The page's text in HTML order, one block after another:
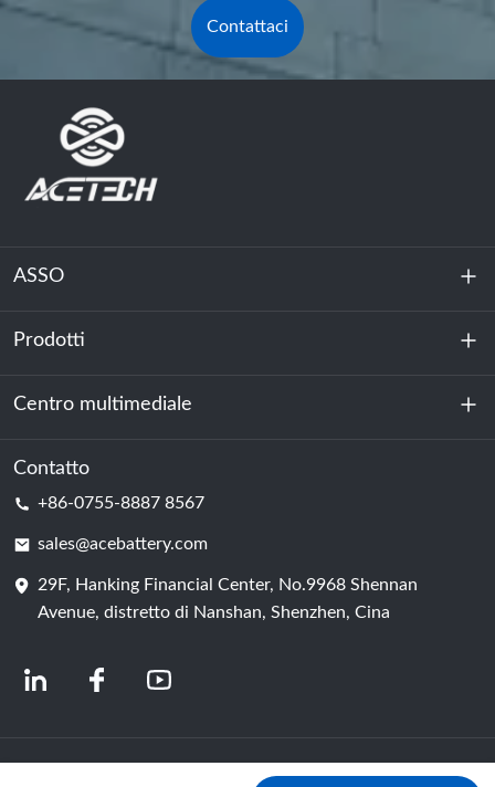
Contattaci
ASSO
Chi siamo
Sostenibilità
Prodotti
Accumulo di energia
Centro dati e sala server
Cella della batteria
Centro multimediale
Notizia
Contatto
+86-0755-8887 8567
sales@acebattery.com
29F, Hanking Financial Center, No.9968 Shennan
Avenue, distretto di Nanshan, Shenzhen, Cina
© 2024 Produttori cinesi di batterie agli ioni di litio | Fabbrica e azienda di